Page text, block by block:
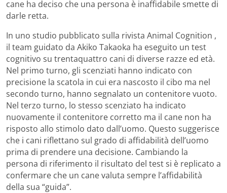
cane ha deciso che una persona è inaffidabile smette di
darle retta.
In uno studio pubblicato sulla rivista Animal Cognition ,
il team guidato da Akiko Takaoka ha eseguito un test
cognitivo su trentaquattro cani di diverse razze ed età.
Nel primo turno, gli scenziati hanno indicato con
precisione la scatola in cui era nascosto il cibo ma nel
secondo turno, hanno segnalato un contenitore vuoto.
Nel terzo turno, lo stesso scenziato ha indicato
nuovamente il contenitore corretto ma il cane non ha
risposto allo stimolo dato dall’uomo. Questo suggerisce
che i cani riflettano sul grado di affidabilità dell’uomo
prima di prendere una decisione. Cambiando la
persona di riferimento il risultato del test si è replicato a
confermare che un cane valuta sempre l’affidabilità
della sua “guida”.